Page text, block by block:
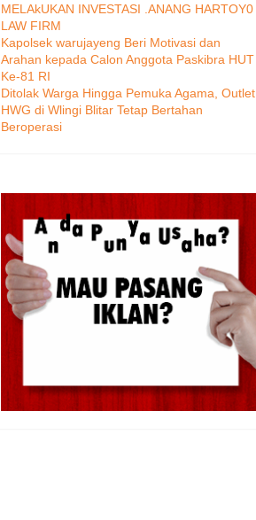
MELAkUKAN INVESTASI .ANANG HARTOY0
LAW FIRM
Kapolsek warujayeng Beri Motivasi dan
Arahan kepada Calon Anggota Paskibra HUT
Ke-81 RI
Ditolak Warga Hingga Pemuka Agama, Outlet
HWG di Wlingi Blitar Tetap Bertahan
Beroperasi